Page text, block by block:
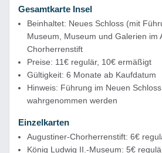
Gesamtkarte Insel
Beinhaltet: Neues Schloss (mit
Museum, Museum und Galerien im
Chorherrenstift
Preise: 11€ regulär, 10€ ermäßigt
Gültigkeit: 6 Monate ab Kaufdatum
Hinweis: Führung im Neuen
wahrgenommen werden
Einzelkarten
Augustiner-Chorherrenstift: 6€
König Ludwig II.-Museum: 5€